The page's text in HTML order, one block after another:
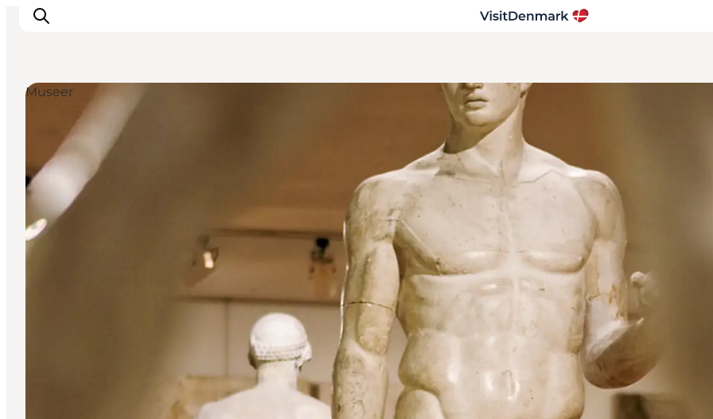
Inspiration
Destinationer
Oplevelser
Overnatning
Planlæg ferien
Museer